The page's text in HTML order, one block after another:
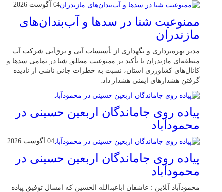
04 آگوست 2026
ممنوعیت شنا در سدها و آب‌بندان‌‌های
مازندران
مدیر بهره‌برداری و نگهداری از تأسیسات آبی و برق‌آبی شرکت آب
منطقه‌ای مازندران با تأکید بر ممنوعیت مطلق شنا در تمامی سدها و
کانال‌های کشاورزی استان، نسبت به خطرات جانی ناشی از نادیده
گرفتن هشدارهای ایمنی هشدار داد.
پیاده روی جاماندگان اربعین حسینی در
محمودآباد
04 آگوست 2026
پیاده روی جاماندگان اربعین حسینی در
محمودآباد
محمودآباد آنلاین : عاشقان اباعبدالله الحسین که امسال توفیق پیاده